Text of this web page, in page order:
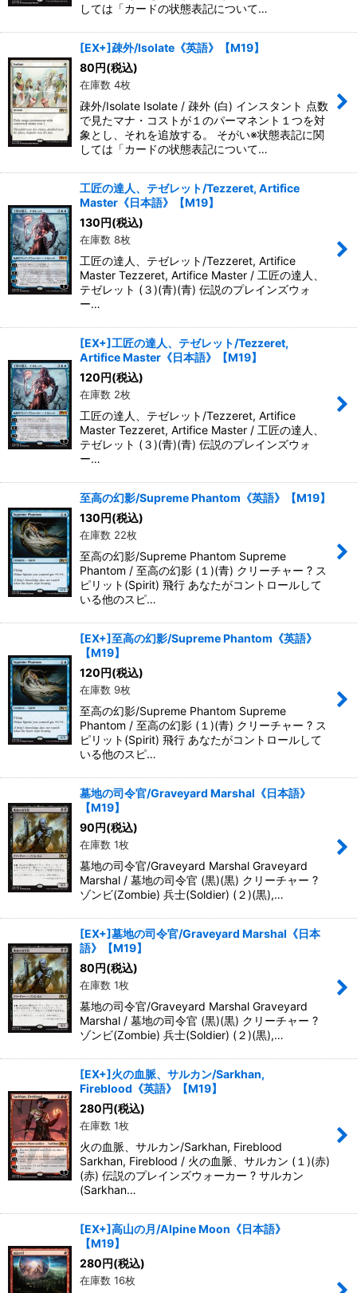
しては「カードの状態表記について…
[EX+]疎外/Isolate《英語》【M19】
80円(税込)
在庫数 4枚
疎外/Isolate Isolate / 疎外 (白) インスタント 点数
で見たマナ・コストが１のパーマネント１つを対
象とし、それを追放する。 そがい※状態表記に関
しては「カードの状態表記について…
工匠の達人、テゼレット/Tezzeret, Artifice
Master《日本語》【M19】
130円(税込)
在庫数 8枚
工匠の達人、テゼレット/Tezzeret, Artifice
Master Tezzeret, Artifice Master / 工匠の達人、
テゼレット (３)(青)(青) 伝説のプレインズウォ
ー…
[EX+]工匠の達人、テゼレット/Tezzeret,
Artifice Master《日本語》【M19】
120円(税込)
在庫数 2枚
工匠の達人、テゼレット/Tezzeret, Artifice
Master Tezzeret, Artifice Master / 工匠の達人、
テゼレット (３)(青)(青) 伝説のプレインズウォ
ー…
至高の幻影/Supreme Phantom《英語》【M19】
130円(税込)
在庫数 22枚
至高の幻影/Supreme Phantom Supreme
Phantom / 至高の幻影 (１)(青) クリーチャー ? ス
ピリット(Spirit) 飛行 あなたがコントロールして
いる他のスピ…
[EX+]至高の幻影/Supreme Phantom《英語》
【M19】
120円(税込)
在庫数 9枚
至高の幻影/Supreme Phantom Supreme
Phantom / 至高の幻影 (１)(青) クリーチャー ? ス
ピリット(Spirit) 飛行 あなたがコントロールして
いる他のスピ…
墓地の司令官/Graveyard Marshal《日本語》
【M19】
90円(税込)
在庫数 1枚
墓地の司令官/Graveyard Marshal Graveyard
Marshal / 墓地の司令官 (黒)(黒) クリーチャー ?
ゾンビ(Zombie) 兵士(Soldier) (２)(黒),…
[EX+]墓地の司令官/Graveyard Marshal《日本
語》【M19】
80円(税込)
在庫数 1枚
墓地の司令官/Graveyard Marshal Graveyard
Marshal / 墓地の司令官 (黒)(黒) クリーチャー ?
ゾンビ(Zombie) 兵士(Soldier) (２)(黒),…
[EX+]火の血脈、サルカン/Sarkhan,
Fireblood《英語》【M19】
280円(税込)
在庫数 1枚
火の血脈、サルカン/Sarkhan, Fireblood
Sarkhan, Fireblood / 火の血脈、サルカン (１)(赤)
(赤) 伝説のプレインズウォーカー ? サルカン
(Sarkhan…
[EX+]高山の月/Alpine Moon《日本語》
【M19】
280円(税込)
在庫数 16枚